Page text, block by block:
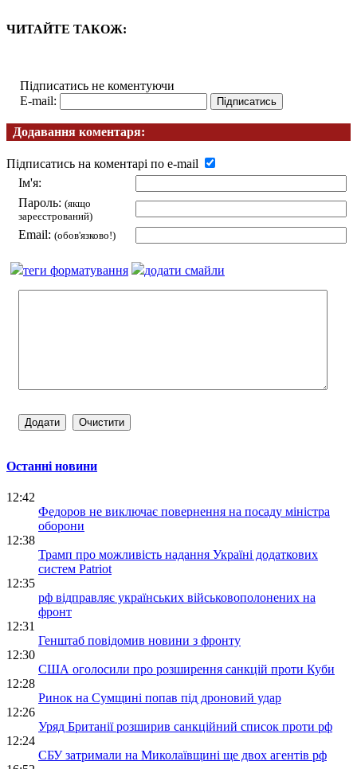
ЧИТАЙТЕ ТАКОЖ:
Підписатись не коментуючи
E-mail:
Додавання коментаря:
Підписатись на коментарі по e-mail
Ім'я:
Пароль: (якщо
зареєстрований)
Email: (обов'язково!)
теги форматування додати смайли
Останні новини
12:42
Федоров не виключає повернення на посаду міністра
оборони
12:38
Трамп про можливість надання Україні додаткових
систем Patriot
12:35
рф відправляє українських військовополонених на
фронт
12:31
Генштаб повідомив новини з фронту
12:30
США оголосили про розширення санкцій проти Куби
12:28
Ринок на Сумщині попав під дроновий удар
12:26
Уряд Британії розширив санкційний список проти рф
12:24
СБУ затримали на Миколаївщині ще двох агентів рф